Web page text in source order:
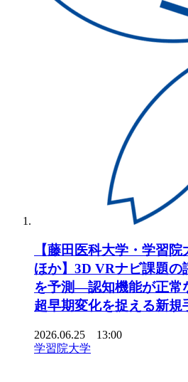
【藤田医科大学・学習
ほか】3D VRナビ課題の
を予測―認知機能が正常
超早期変化を捉える新
2026.06.25 13:00
学習院大学